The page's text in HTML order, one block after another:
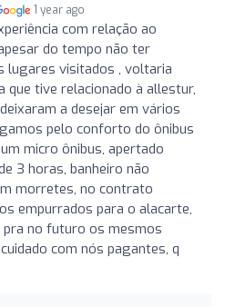
1 year ago
com relação ao
do tempo não ter
lugares visitados , voltaria
que tive relacionado à allestur,
a desejar em vários
pelo conforto do ônibus
micro ônibus, apertado
3 horas, banheiro não
morretes, no contrato
empurrados para o alacarte,
pra no futuro os mesmos
com nós pagantes, q